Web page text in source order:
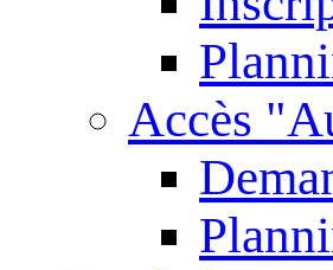
Accès